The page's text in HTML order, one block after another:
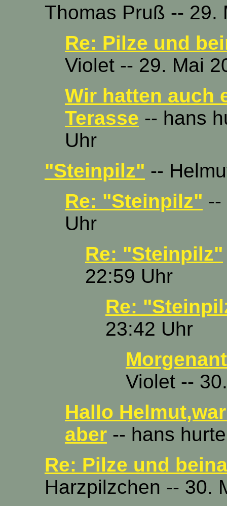
Thomas Pruß -- 29.
Re: Pilze und
Violet -- 29. Mai
Wir hatten auch
Terasse -- hans
Uhr
"Steinpilz" --
Re: "Steinpilz" --
Uhr
Re: "Steinpilz"
22:59 Uhr
Re:
23:42 Uhr
Violet --
Hallo
aber -- hans
Re: Pilze und
Harzpilzchen -- 30.